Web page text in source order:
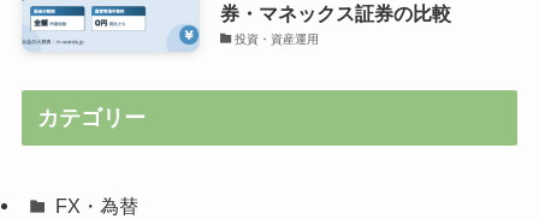
券・マネックス証券の比較
投資・資産運用
カテゴリー
FX・為替